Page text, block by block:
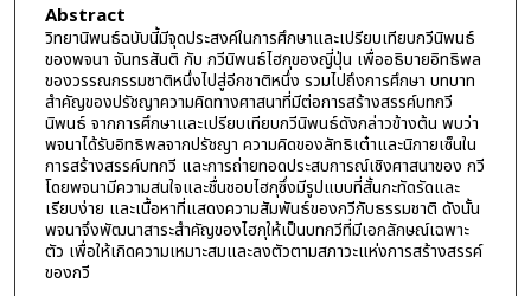
Abstract
วิทยานิพนธ์ฉบับนี้มีจุดประสงค์ในการศึกษาและเปรียบเทียบกวีนิพนธ์
ของพจนา จันทรสันติ กับ กวีนิพนธ์ไฮกุของญี่ปุ่น เพื่ออธิบายอิทธิพล
ของวรรณกรรมชาติหนึ่งไปสู่อีกชาติหนึ่ง รวมไปถึงการศึกษา บทบาท
สำคัญของปรัชญาความคิดทางศาสนาที่มีต่อการสร้างสรรค์บทกวี
นิพนธ์ จากการศึกษาและเปรียบเทียบกวีนิพนธ์ดังกล่าวข้างต้น พบว่า
พจนาได้รับอิทธิพลจากปรัชญา ความคิดของลัทธิเต๋าและนิกายเซ็นใน
การสร้างสรรค์บทกวี และการถ่ายทอดประสบการณ์เชิงศาสนาของ กวี
โดยพจนามีความสนใจและชื่นชอบไฮกุซึ่งมีรูปแบบที่สั้นกะทัดรัดและ
เรียบง่าย และเนื้อหาที่แสดงความสัมพันธ์ของกวีกับธรรมชาติ ดังนั้น
พจนาจึงพัฒนาสาระสำคัญของไฮกุให้เป็นบทกวีที่มีเอกลักษณ์เฉพาะ
ตัว เพื่อให้เกิดความเหมาะสมและลงตัวตามสภาวะแห่งการสร้างสรรค์
ของกวี